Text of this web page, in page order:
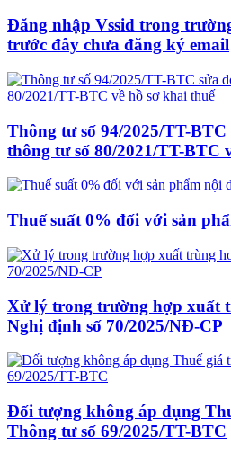
Đăng nhập Vssid trong
trước đây chưa đăng ký email
Thông tư số 94/2025/TT-BTC
thông tư số 80/2021/TT-BTC
Thuế suất 0% đối với sản
Xử lý trong trường hợp xuất
Nghị định số 70/2025/NĐ-CP
Đối tượng không áp dụng
Thông tư số 69/2025/TT-BTC